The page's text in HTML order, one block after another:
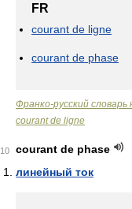
FR
courant de ligne
courant de phase
Франко-русский
courant de ligne
10
courant de phase
линейный ток